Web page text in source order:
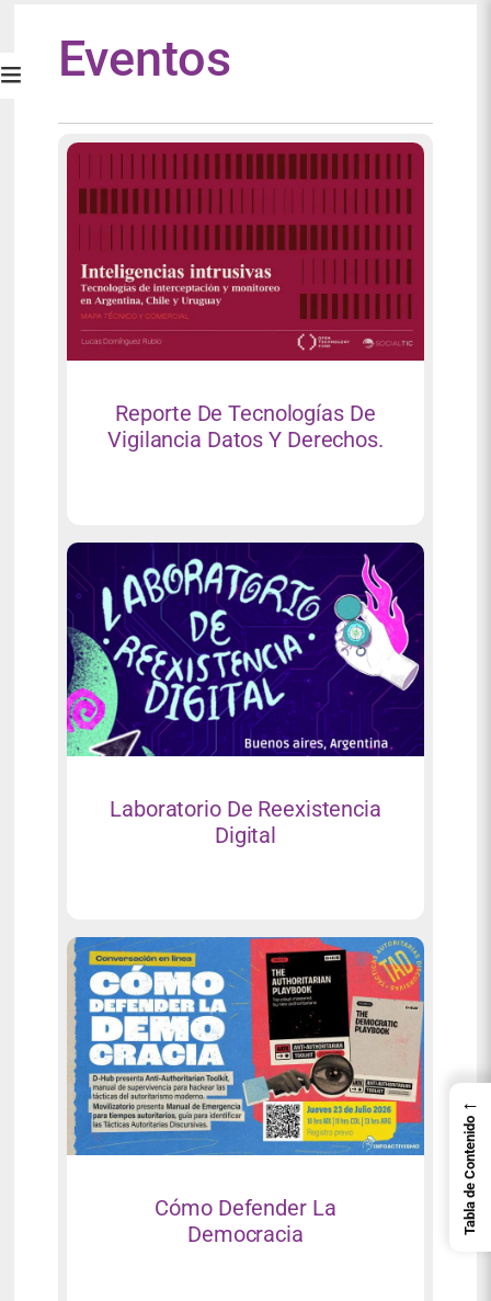
Eventos
Reporte De Tecnologías De
Vigilancia Datos Y Derechos.
Laboratorio De Reexistencia
Digital
Cómo Defender La
Democracia
←
Tabla de Contenido